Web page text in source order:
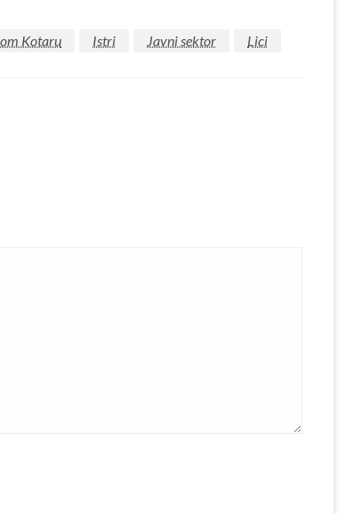
Kotaru Istri Javni sektor
Lici